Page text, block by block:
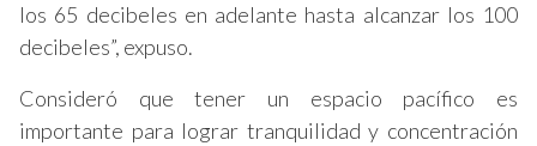
los 65 decibeles en adelante hasta alcanzar los 100
decibeles”, expuso.
Consideró que tener un espacio pacífico es
importante para lograr tranquilidad y concentración